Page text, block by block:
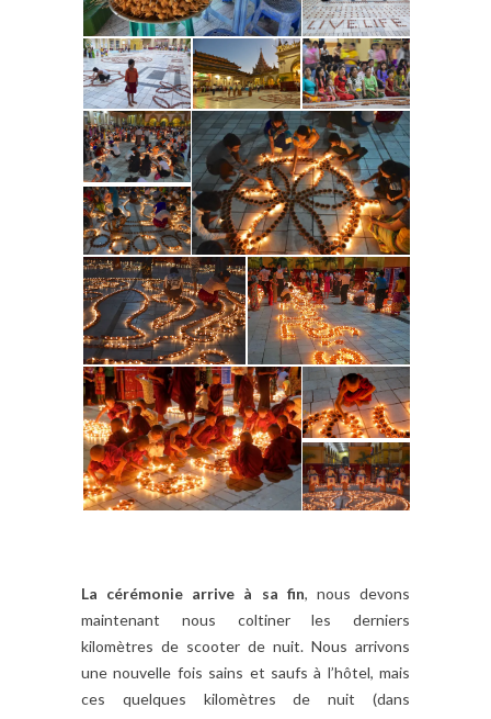
La cérémonie arrive à sa fin, nous devons
maintenant nous coltiner les derniers
kilomètres de scooter de nuit. Nous arrivons
une nouvelle fois sains et saufs à l’hôtel, mais
ces quelques kilomètres de nuit (dans